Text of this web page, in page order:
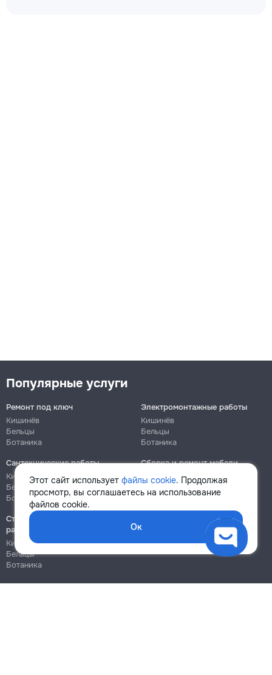
Этот сайт использует файлы cookie. Продолжая
просмотр, вы соглашаетесь на использование
файлов cookie.
Ок
Популярные услуги
Ремонт под ключ
Кишинёв
Бельцы
Ботаника
Электромонтажные работы
Кишинёв
Бельцы
Ботаника
Сантехнические работы
Кишинёв
Бельцы
Ботаника
Сборка и ремонт мебели
Кишинёв
Ботаника
Строительно-монтажные
работы
Кишинёв
Бельцы
Ботаника